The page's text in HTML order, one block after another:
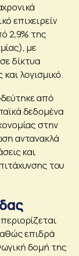
επιχειρείν
2,9% της
με
δίκτυα
λογισμικό.
από
δεδομένα
στην
αντανακλά
και
του
επιδρά
δομή της